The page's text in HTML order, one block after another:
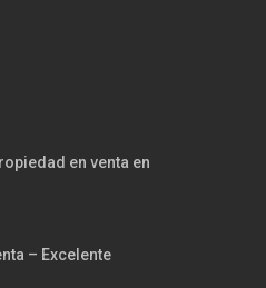
en venta en
– Excelente